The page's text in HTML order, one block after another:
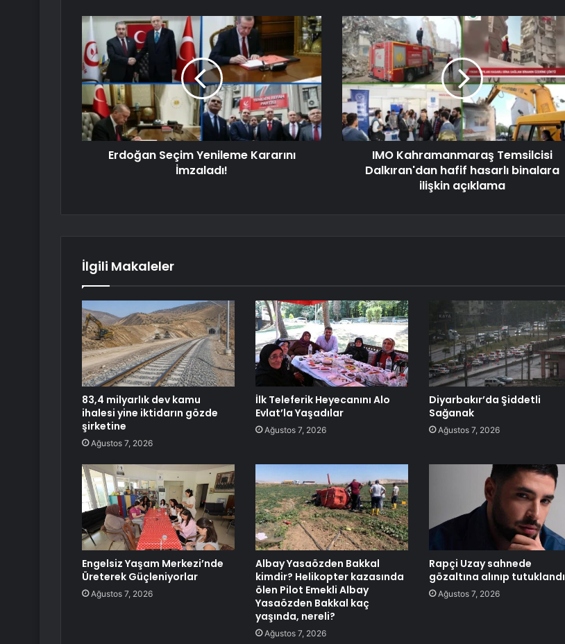
Erdoğan Seçim Yenileme Kararını
İmzaladı!
IMO Kahramanmaraş Temsilcisi
Dalkıran'dan hafif hasarlı binalara
ilişkin açıklama
İlgili Makaleler
83,4 milyarlık dev kamu
ihalesi yine iktidarın gözde
şirketine
Ağustos 7, 2026
İlk Teleferik Heyecanını Alo
Evlat’la Yaşadılar
Ağustos 7, 2026
Diyarbakır’da Şiddetli
Sağanak
Ağustos 7, 2026
Engelsiz Yaşam Merkezi’nde
Üreterek Güçleniyorlar
Ağustos 7, 2026
Albay Yasaözden Bakkal
kimdir? Helikopter kazasında
ölen Pilot Emekli Albay
Yasaözden Bakkal kaç
yaşında, nereli?
Ağustos 7, 2026
Rapçi Uzay sahnede
gözaltına alınıp tutuklandı
Ağustos 7, 2026